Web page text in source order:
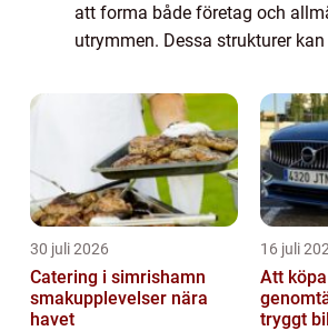
att forma både företag och
utrymmen. Dessa strukturer kan
fungerar oft...
30 juli 2026
Catering i simrishamn
smakupplevelser nära
havet
16 juli
Att
tryggt